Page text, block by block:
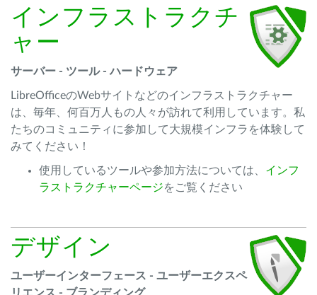
インフラストラクチ
ャー
サーバー - ツール - ハードウェア
LibreOfficeのWebサイトなどのインフラストラクチャー
は、毎年、何百万人もの人々が訪れて利用しています。私
たちのコミュニティに参加して大規模インフラを体験して
みてください！
使用しているツールや参加方法については、 インフ
ラストラクチャーページをご覧ください
デザイン
ユーザーインターフェース - ユーザーエクスペ